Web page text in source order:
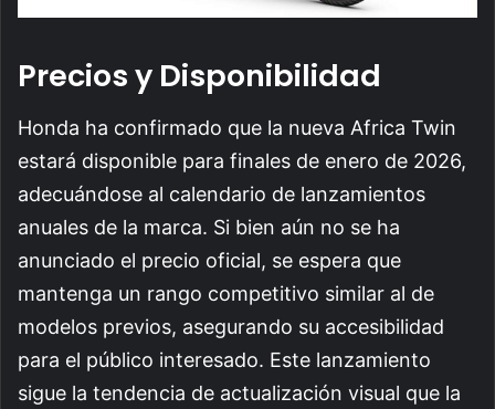
Precios y Disponibilidad
Honda ha confirmado que la nueva Africa Twin
estará disponible para finales de enero de 2026,
adecuándose al calendario de lanzamientos
anuales de la marca. Si bien aún no se ha
anunciado el precio oficial, se espera que
mantenga un rango competitivo similar al de
modelos previos, asegurando su accesibilidad
para el público interesado. Este lanzamiento
sigue la tendencia de actualización visual que la